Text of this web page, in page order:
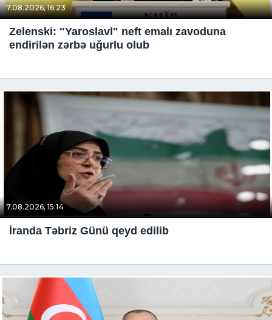
7.08.2026, 16:23
Zelenski: "Yaroslavl" neft emalı zavoduna
endirilən zərbə uğurlu olub
7.08.2026, 15:14
İranda Təbriz Günü qeyd edilib